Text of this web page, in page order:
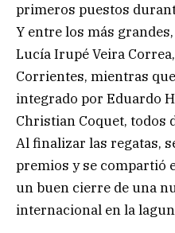
primeros puestos
Y entre los más
Lucía Irupé Veira
Corrientes, mientras
integrado por Eduardo
Christian Coquet, todos
Al finalizar las regatas,
premios y se compartió
un buen cierre de una
internacional en la